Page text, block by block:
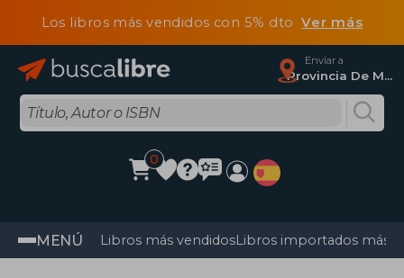
Los libros más vendidos con 5% dtoVer más
Enviar a
Provincia De Madrid
0
MENÚ Libros más vendidosLibros importados más